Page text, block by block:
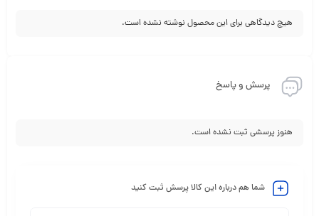
هیچ دیدگاهی برای این محصول نوشته نشده است.
پرسش و پاسخ
هنوز پرسشی ثبت نشده است.
شما هم درباره این کالا پرسش ثبت کنید